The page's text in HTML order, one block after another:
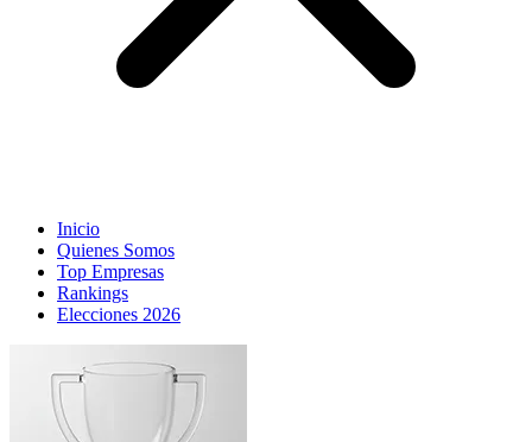
Inicio
Quienes Somos
Top Empresas
Rankings
Elecciones 2026